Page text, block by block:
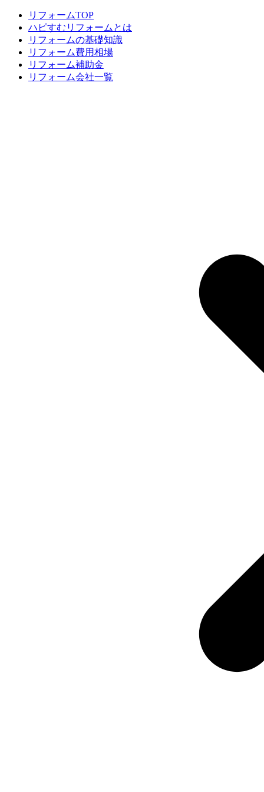
リフォームTOP
ハピすむリフォームとは
リフォームの基礎知識
リフォーム費用相場
リフォーム補助金
リフォーム会社一覧